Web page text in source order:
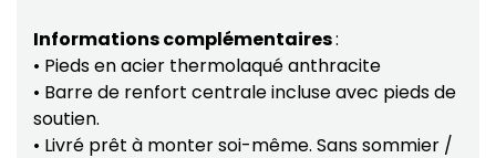
Informations complémentaires:
• Pieds en acier thermolaqué anthracite
• Barre de renfort centrale incluse avec pieds de
soutien.
• Livré prêt à monter soi-même. Sans sommier /